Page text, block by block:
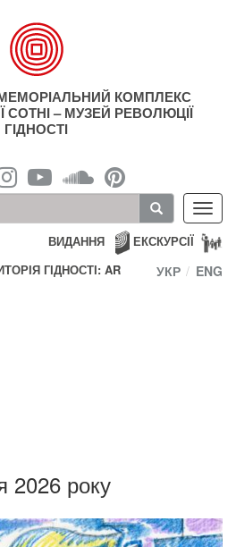
КОМПЛЕКС
СОТНІ – МУЗЕЙ РЕВОЛЮЦІЇ
ГІДНОСТІ
ЕКСКУРСІЇ
ВИДАННЯ
ГІДНОСТІ: AR
УКР ENG
2026 року